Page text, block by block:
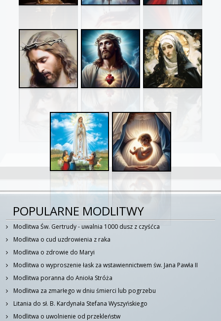
POPULARNE MODLITWY
Modlitwa Św. Gertrudy - uwalnia 1000 dusz z czyśćca
Modlitwa o cud uzdrowienia z raka
Modlitwa o zdrowie do Maryi
Modlitwa o wyproszenie łask za wstawiennictwem św. Jana Pawła II
Modlitwa poranna do Anioła Stróża
Modlitwa za zmarłego w dniu śmierci lub pogrzebu
Litania do sł. B. Kardynała Stefana Wyszyńskiego
Modlitwa o uwolnienie od przekleństw